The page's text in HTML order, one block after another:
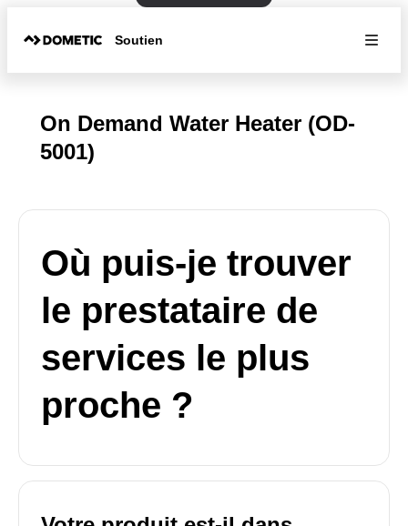
Soutien
On Demand Water Heater (OD-
5001)
Où puis-je trouver
le prestataire de
services le plus
proche ?